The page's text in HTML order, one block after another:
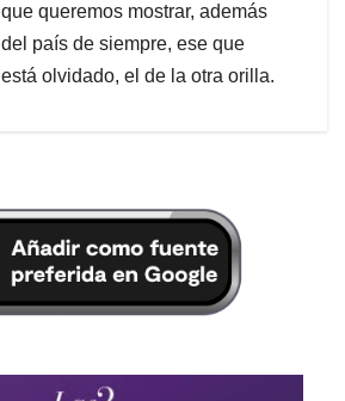
que queremos mostrar, además
del país de siempre, ese que
está olvidado, el de la otra orilla.